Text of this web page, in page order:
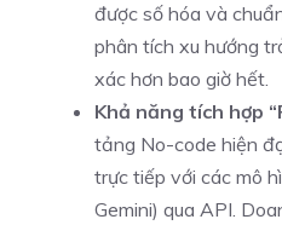
được số hóa và
phân tích xu hướng
xác hơn bao giờ hết.
Khả năng tích hợp
tảng No-code hiện
trực tiếp với các mô
Gemini) qua API.